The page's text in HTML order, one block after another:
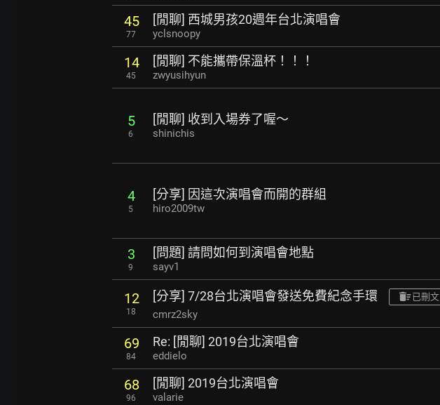
45
77
[閒聊] 西城男孩20週年台北演唱會
yclsnoopy
14
45
[閒聊] 不能攜帶保溫杯！！！
zwyusihyun
5
6
[閒聊] 收到入場券了喔～
shinichis
4
5
[分享] 因這次演唱會而開的群組
hiro2009tw
3
9
[問題] 請問如何到演唱會地點
sayv1
12
18
[分享] 7/28台北演唱會發送免費紀念手環 已刪文
cmrz2sky
69
84
Re: [閒聊] 2019台北演唱會
eddielo
68
96
[閒聊] 2019台北演唱會
valarie